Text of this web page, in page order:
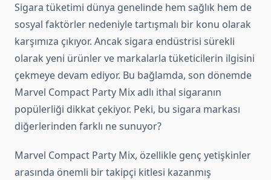
Sigara tüketimi dünya genelinde hem sağlık hem de
sosyal faktörler nedeniyle tartışmalı bir konu olarak
karşımıza çıkıyor. Ancak sigara endüstrisi sürekli
olarak yeni ürünler ve markalarla tüketicilerin ilgisini
çekmeye devam ediyor. Bu bağlamda, son dönemde
Marvel Compact Party Mix adlı ithal sigaranın
popülerliği dikkat çekiyor. Peki, bu sigara markası
diğerlerinden farklı ne sunuyor?
Marvel Compact Party Mix, özellikle genç yetişkinler
arasında önemli bir takipçi kitlesi kazanmış